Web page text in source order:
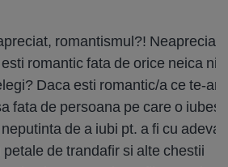
romantismul?! Neapreciat
romantic fata de orice neica
Daca esti romantic/a ce te-ar
fata de persoana pe care o
de a iubi pt. a fi cu
de trandafir si alte chestii